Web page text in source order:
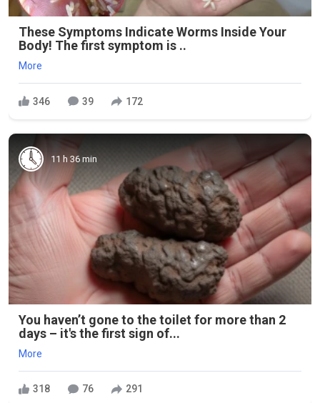
These Symptoms Indicate Worms Inside Your
Body! The first symptom is ..
More
346 39 172
11 h 36 min
You haven’t gone to the toilet for more than 2
days – it's the first sign of...
More
318 76 291